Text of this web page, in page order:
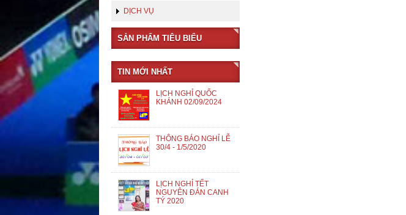
DỊCH VỤ
SẢN PHẨM TIÊU BIỂU
TIN MỚI NHẤT
LỊCH NGHỈ QUỐC
KHÁNH 02/09/2024
THÔNG BÁO NGHỈ LỄ
30/4 - 1/5/2020
LỊCH NGHỈ TẾT
NGUYÊN ĐÁN CANH
TÝ 2020